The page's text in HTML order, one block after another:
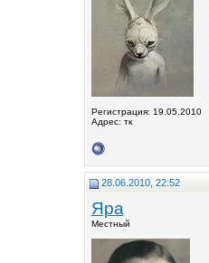
Регистрация: 19.05.2010
Адрес: тк
28.06.2010, 22:52
Яра
Местный